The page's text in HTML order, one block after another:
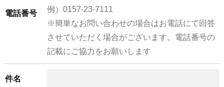
電話番号
例）0157-23-7111
※簡単なお問い合わせの場合はお電話にて回答
させていただく場合がございます。電話番号の
記載にご協力をお願いします
件名